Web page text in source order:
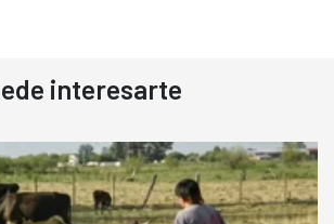
interesarte